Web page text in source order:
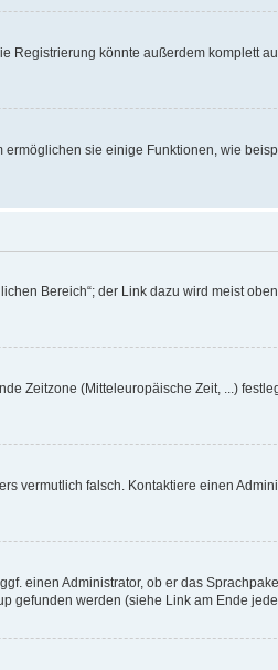
Registrierung könnte außerdem komplett
sie einige Funktionen, wie
Bereich“; der Link dazu wird meist
Zeitzone (Mitteleuropäische Zeit, ...)
vermutlich falsch. Kontaktiere einen
einen Administrator, ob er das
gefunden werden (siehe Link am Ende